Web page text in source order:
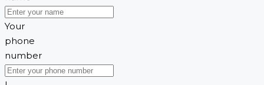
Your
phone
number